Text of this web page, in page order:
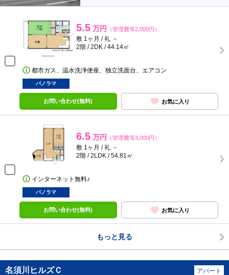
5.5 万円 （管理費等2,000円）
敷 1ヶ月 / 礼 －
2階 / 2DK / 44.14㎡
都市ガス、温水洗浄便座、独立洗面台、エアコン
パノラマ
お問い合わせ(無料) お気に入り
6.5 万円 （管理費等3,000円）
敷 1ヶ月 / 礼 －
2階 / 2LDK / 54.81㎡
インターネット無料♪
パノラマ
お問い合わせ(無料) お気に入り
もっと見る
名須川ヒルズＣ アパート